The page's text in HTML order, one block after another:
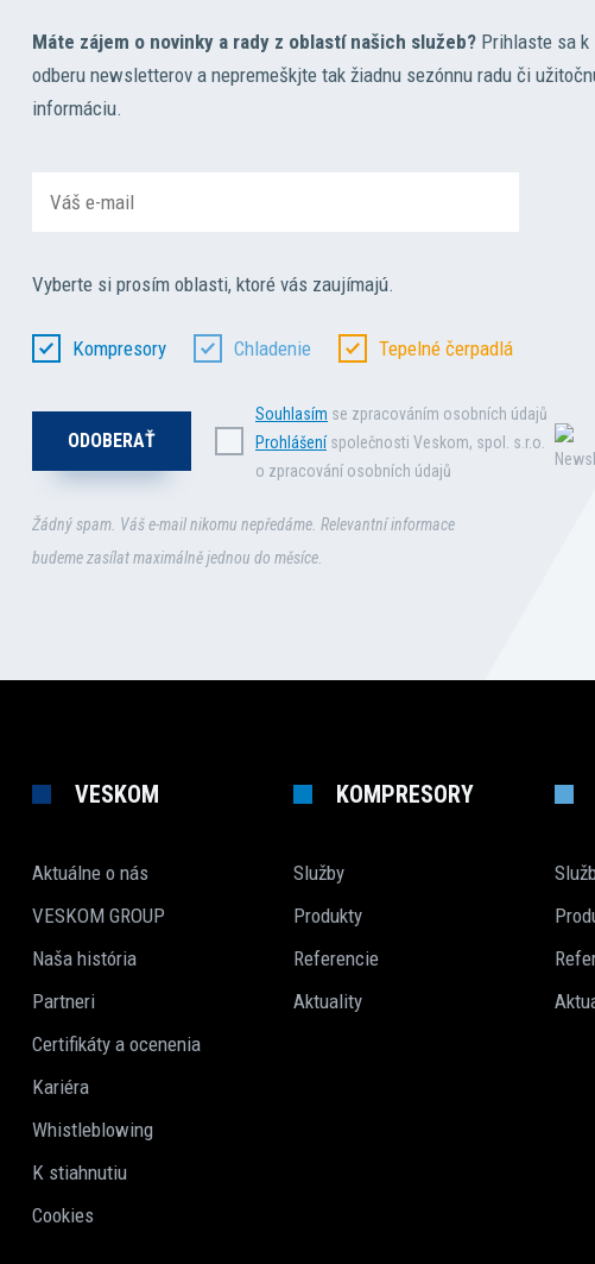
Máte zájem o novinky a rady z oblastí našich služeb? Prihlaste sa k
odberu newsletterov a nepremeškjte tak žiadnu sezónnu radu či
informáciu.
Vyberte si prosím oblasti, ktoré vás zaujímajú.
Kompresory Chladenie Tepelné čerpadlá
Souhlasím se zpracováním osobních údajů
Prohlášeníspolečnosti Veskom, spol. s.r.o.
o zpracování osobních údajů
Žádný spam. Váš e-mail nikomu nepředáme. Relevantní informace
budeme zasílat maximálně jednou do měsíce.
VESKOM
Aktuálne o nás
VESKOM GROUP
Naša história
Partneri
Certifikáty a ocenenia
Kariéra
Whistleblowing
K stiahnutiu
Cookies
KOMPRESORY
Služby
Produkty
Referencie
Aktuality